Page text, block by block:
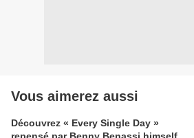
Vous aimerez aussi
Découvrez « Every Single Day »